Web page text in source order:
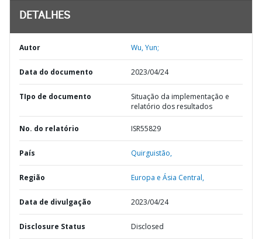
DETALHES
Autor Wu, Yun;
Data do documento 2023/04/24
TIpo de documento
Situação da implementação e
relatório dos resultados
No. do relatório ISR55829
País Quirguistão,
Região Europa e Ásia Central,
Data de divulgação 2023/04/24
Disclosure Status Disclosed